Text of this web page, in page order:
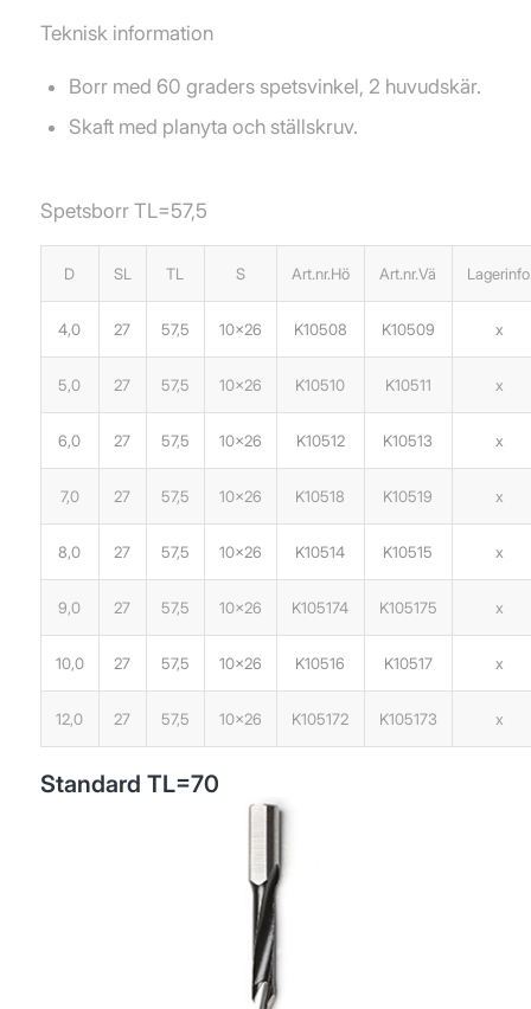
Teknisk information
Borr med 60 graders spetsvinkel, 2 huvudskär.
Skaft med planyta och ställskruv.
Spetsborr TL=57,5
D SL TL S Art.nr.Hö Art.nr.Vä
4,0 27 57,5 10×26 K10508 K10509 x
5,0 27 57,5 10×26 K10510 K10511 x
6,0 27 57,5 10×26 K10512 K10513 x
7,0 27 57,5 10×26 K10518 K10519 x
8,0 27 57,5 10×26 K10514 K10515 x
9,0 27 57,5 10×26 K105174 K105175 x
10,0 27 57,5 10×26 K10516 K10517 x
12,0 27 57,5 10×26 K105172 K105173 x
Standard TL=70